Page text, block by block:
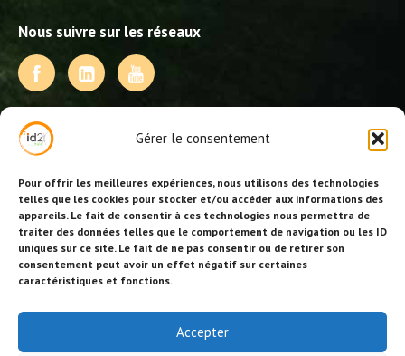
Gérer le consentement
Pour offrir les meilleures expériences, nous utilisons des technologies
telles que les cookies pour stocker et/ou accéder aux informations des
appareils. Le fait de consentir à ces technologies nous permettra de
traiter des données telles que le comportement de navigation ou les ID
uniques sur ce site. Le fait de ne pas consentir ou de retirer son
consentement peut avoir un effet négatif sur certaines
caractéristiques et fonctions.
Accepter
Nous suivre sur les réseaux
NOS PRESTATIONS
Activités, jeux et animations BDE
Animations événementielles
Animations EVJF – EVJG
Animations hôtellerie
Animations anniversaires
Collectivités, centres de loisirs et jeunesse
Séminaires team building